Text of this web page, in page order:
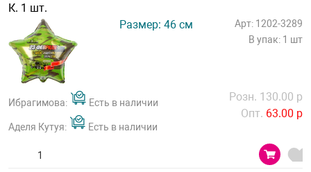
К. 1 шт.
Размер: 46 см
Арт: 1202-3289
В упак: 1 шт
Ибрагимова: Есть в наличии
Аделя Кутуя: Есть в наличии
Розн. 130.00 р
Опт. 63.00 р